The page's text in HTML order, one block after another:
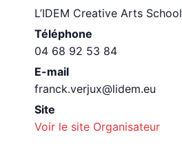
L’IDEM Creative Arts School
Téléphone
04 68 92 53 84
E-mail
franck.verjux@lidem.eu
Site
Voir le site Organisateur